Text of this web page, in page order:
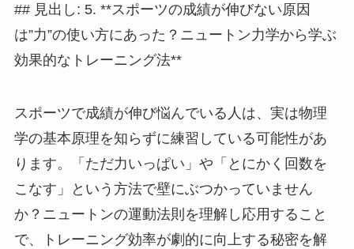
## 見出し: 5. **スポーツの成績が伸びない原因
は”力”の使い方にあった？ニュートン力学から学ぶ
効果的なトレーニング法**
スポーツで成績が伸び悩んでいる人は、実は物理
学の基本原理を知らずに練習している可能性があ
ります。「ただ力いっぱい」や「とにかく回数を
こなす」という方法で壁にぶつかっていません
か？ニュートンの運動法則を理解し応用すること
で、トレーニング効率が劇的に向上する秘密を解